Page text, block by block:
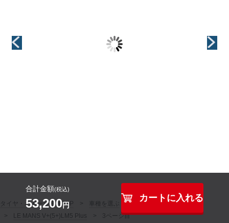
合計金額(税込)
53,200円
カートに入れる
20インチ
面座 14×1.5ボル
ト車専用】
タイヤ・ホイール通販TOP 車種を選ぶ
タイヤを選ぶ
LE MANS V+(5+)LM5 Plus
3ページ目